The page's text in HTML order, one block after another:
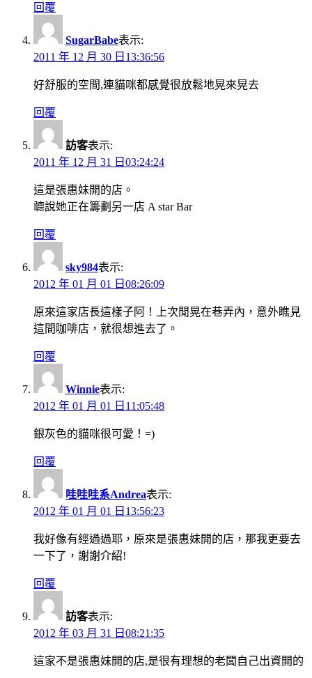
回覆
SugarBabe表示:
2011 年 12 月 30 日13:36:56
好舒服的空間,連貓咪都感覺很放鬆地晃來晃去
回覆
訪客表示:
2011 年 12 月 31 日03:24:24
這是張惠妹開的店。
聼說她正在籌劃另一店 A star Bar
回覆
sky984表示:
2012 年 01 月 01 日08:26:09
原來這家店長這樣子阿！上次閒晃在巷弄內，意外瞧見
這間咖啡店，就很想進去了。
回覆
Winnie表示:
2012 年 01 月 01 日11:05:48
銀灰色的貓咪很可愛！=)
回覆
哇哇哇系Andrea表示:
2012 年 01 月 01 日13:56:23
我好像有經過過耶，原來是張惠妹開的店，那我更要去
一下了，謝謝介紹!
回覆
訪客表示:
2012 年 03 月 31 日08:21:35
這家不是張惠妹開的店,是很有理想的老闆自己出資開的